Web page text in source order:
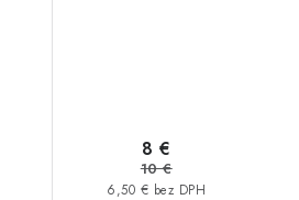
6,50 € bez DPH
8 €
10 €